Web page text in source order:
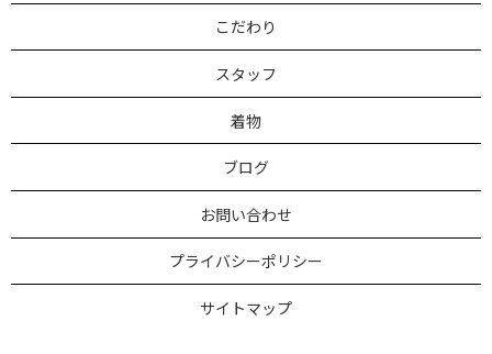
こだわり
スタッフ
着物
ブログ
お問い合わせ
プライバシーポリシー
サイトマップ